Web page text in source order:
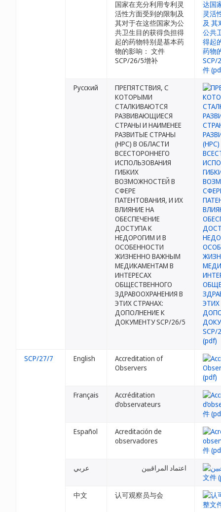
国家在充分利用专利灵
活性方面受到的限制及
其对于在这些国家为公
共卫生目的获得负担得
起的药物特别是基本药
物的影响： 文件
SCP/26/5增补
Русский
ПРЕПЯТСТВИЯ, С
КОТОРЫМИ
СТАЛКИВАЮТСЯ
РАЗВИВАЮЩИЕСЯ
СТРАНЫ И НАИМЕНЕЕ
РАЗВИТЫЕ СТРАНЫ
(НРС) В ОБЛАСТИ
ВСЕСТОРОННЕГО
ИСПОЛЬЗОВАНИЯ
ГИБКИХ
ВОЗМОЖНОСТЕЙ В
СФЕРЕ
ПАТЕНТОВАНИЯ, И ИХ
ВЛИЯНИЕ НА
ОБЕСПЕЧЕНИЕ
ДОСТУПА К
НЕДОРОГИМ И В
ОСОБЕННОСТИ
ЖИЗНЕННО ВАЖНЫМ
МЕДИКАМЕНТАМ В
ИНТЕРЕСАХ
ОБЩЕСТВЕННОГО
ЗДРАВООХРАНЕНИЯ В
ЭТИХ СТРАНАХ:
ДОПОЛНЕНИЕ К
ДОКУМЕНТУ SCP/26/5
SCP/27/7 English
Accreditation of
Observers
Français
Accréditation
d’observateurs
Español
Acreditación de
observadores
عربي اعتماد المراقبين
中文 认可观察员与会